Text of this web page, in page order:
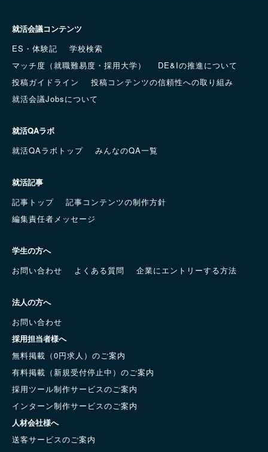
就活会議コンテンツ
ES・体験記
学校検索
マッチ度（就職難易度・採用大学）
DE&Iの推進について
投稿ガイドライン
投稿コンテンツの信頼性への取り組み
就活会議Jobsについて
就活QAラボ
就活QAラボトップ
みんなのQA一覧
就活記事
記事トップ
記事コンテンツの制作方針
編集責任者メッセージ
学生の方へ
お問い合わせ
よくある質問 企業にエントリーする方法
法人の方へ
お問い合わせ
採用担当者様へ
無料掲載（0円求人）のご案内
有料掲載（新規受付停止中）のご案内
採用ツール制作サービスのご案内
インターン制作サービスのご案内
人材会社様へ
送客サービスのご案内